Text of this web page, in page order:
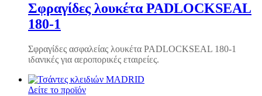
Σφραγίδες λουκέτα PADLOCKSEAL
180-1
Σφραγίδες ασφαλείας λουκέτα PADLOCKSEAL 180-1
ιδανικές για αεροπορικές εταιρείες.
Δείτε το προϊόν